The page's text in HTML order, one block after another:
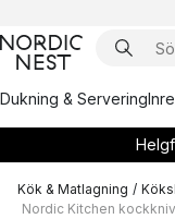
Dukning & Servering
Kök & Matlagning /
Nordic Kitchen kockkniv